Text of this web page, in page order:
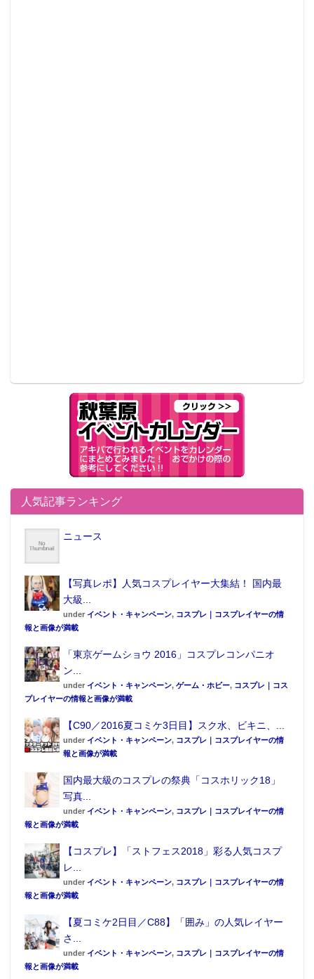
人気記事ランキング
ニュース
【写真レポ】人気コスプレイヤー大集結！ 国内最
大級...
under イベント・キャンペーン, コスプレ｜コスプレイヤーの情
報と画像が満載
「東京ゲームショウ 2016」コスプレコンパニオ
ン...
under イベント・キャンペーン, ゲーム・ホビー, コスプレ｜コス
プレイヤーの情報と画像が満載
【C90／2016夏コミケ3日目】スク水、ビキニ、...
under イベント・キャンペーン, コスプレ｜コスプレイヤーの情
報と画像が満載
国内最大級のコスプレの祭典「コスホリック18」
写真...
under イベント・キャンペーン, コスプレ｜コスプレイヤーの情
報と画像が満載
【コスプレ】「ストフェス2018」彩る人気コスプ
レ...
under イベント・キャンペーン, コスプレ｜コスプレイヤーの情
報と画像が満載
【夏コミケ2日目／C88】「囲み」の人気レイヤー
さ...
under イベント・キャンペーン, コスプレ｜コスプレイヤーの情
報と画像が満載